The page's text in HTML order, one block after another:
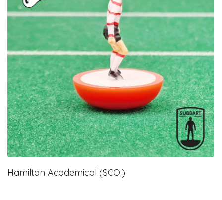
Hamilton Academical (SCO.)